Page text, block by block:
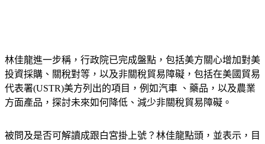
林佳龍進一步稱，行政院已完成盤點，包括美方關心增加對美
投資採購、關稅對等，以及非關稅貿易障礙，包括在美國貿易
代表署(USTR)美方列出的項目，例如汽車 、藥品，以及農業
方面產品，探討未來如何降低、減少非關稅貿易障礙。
被問及是否可解讀成跟白宮掛上號？林佳龍點頭，並表示，目